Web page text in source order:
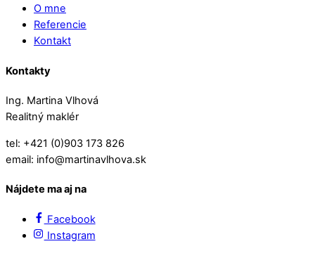
O mne
Referencie
Kontakt
Kontakty
Ing. Martina Vlhová
Realitný maklér
tel: +421 (0)903 173 826
email: info@martinavlhova.sk
Nájdete ma aj na
Facebook
Instagram